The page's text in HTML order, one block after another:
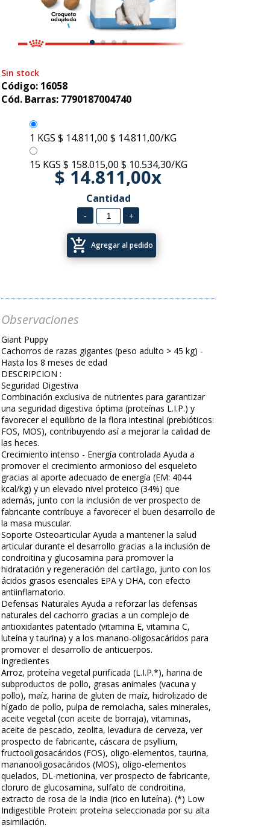
Sin stock
Código: 16058
Cód. Barras: 7790187004740
1 KGS $ 14.811,00 $ 14.811,00/KG
15 KGS $ 158.015,00 $ 10.534,30/KG
$ 14.811,00x
Cantidad
add_shopping_cart Agregar al pedido
Observaciones
Giant Puppy
Cachorros de razas gigantes (peso adulto > 45 kg) -
Hasta los 8 meses de edad
DESCRIPCION :
Seguridad Digestiva
Combinación exclusiva de nutrientes para garantizar
una seguridad digestiva óptima (proteínas L.I.P.) y
favorecer el equilibrio de la flora intestinal (prebióticos:
FOS, MOS), contribuyendo así a mejorar la calidad de
las heces.
Crecimiento intenso - Energía controlada Ayuda a
promover el crecimiento armonioso del esqueleto
gracias al aporte adecuado de energía (EM: 4044
kcal/kg) y un elevado nivel proteico (34%) que
además, junto con la inclusión de ver prospecto de
fabricante contribuye a favorecer el buen desarrollo de
la masa muscular.
Soporte Osteoarticular Ayuda a mantener la salud
articular durante el desarrollo gracias a la inclusión de
condroitina y glucosamina para promover la
hidratación y regeneración del cartílago, junto con los
ácidos grasos esenciales EPA y DHA, con efecto
antiinflamatorio.
Defensas Naturales Ayuda a reforzar las defensas
naturales del cachorro gracias a un complejo de
antioxidantes patentado (vitamina E, vitamina C,
luteína y taurina) y a los manano-oligosacáridos para
promover el desarrollo de anticuerpos.
Ingredientes
Arroz, proteína vegetal purificada (L.I.P.*), harina de
subproductos de pollo, grasas animales (vacuna y
pollo), maíz, harina de gluten de maíz, hidrolizado de
hígado de pollo, pulpa de remolacha, sales minerales,
aceite vegetal (con aceite de borraja), vitaminas,
aceite de pescado, zeolita, levadura de cerveza, ver
prospecto de fabricante, cáscara de psyllium,
fructooligosacáridos (FOS), oligo-elementos, taurina,
mananooligosacáridos (MOS), oligo-elementos
quelados, DL-metionina, ver prospecto de fabricante,
cloruro de glucosamina, sulfato de condroitina,
extracto de rosa de la India (rico en luteína). (*) Low
Indigestible Protein: proteína seleccionada por su alta
asimilación.